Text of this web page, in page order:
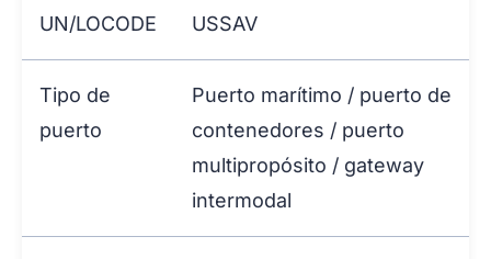
UN/LOCODE USSAV
Tipo de
puerto
Puerto marítimo / puerto de
contenedores / puerto
multipropósito / gateway
intermodal